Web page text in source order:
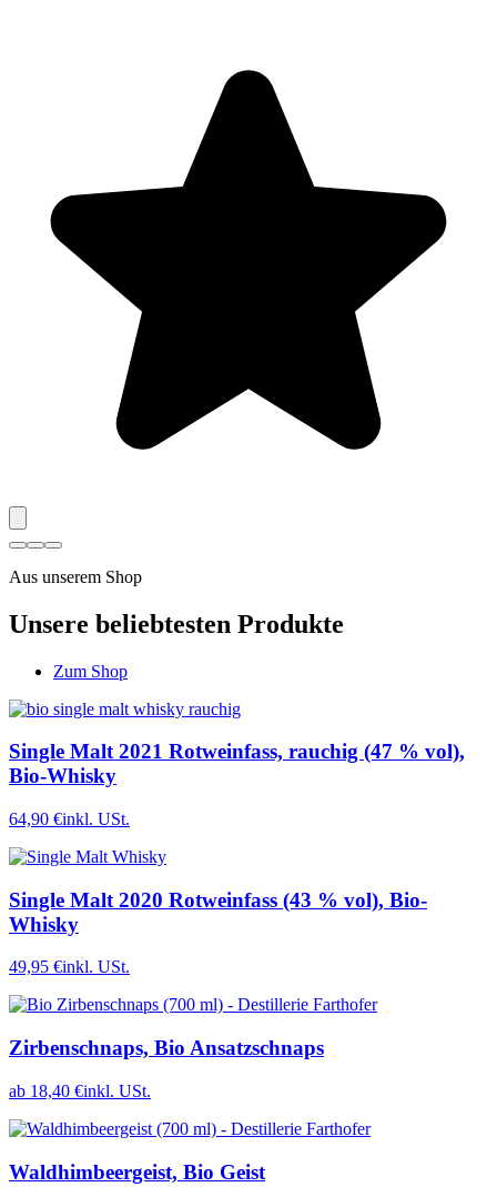
Aus unserem Shop
Unsere beliebtesten Produkte
Zum Shop
Single Malt 2021 Rotweinfass, rauchig (47 % vol),
Bio-Whisky
64,90 €inkl. USt.
Single Malt 2020 Rotweinfass (43 % vol), Bio-
Whisky
49,95 €inkl. USt.
Zirbenschnaps, Bio Ansatzschnaps
ab 18,40 €inkl. USt.
Waldhimbeergeist, Bio Geist